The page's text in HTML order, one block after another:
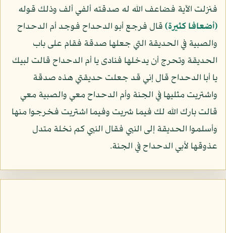
فنزلت الآية فضاعف الله له صدقته ألفي ألف وذلك قوله
﴿أضعافا كثيرة﴾قال فرجع أبو الدحداح فوجد أم الدحداح
والصبية في الحديقة التي جعلها صدقة فقام على باب
الحديقة وتحرج أن يدخلها فنادى يا أم الدحداح قالت لبيك
يا أبا الدحداح قال إني قد جعلت حديقتي هذه صدقة
واشتريت مثليها في الجنة وأم الدحداح معي والصبية معي
قالت بارك الله لك فيما شريت وفيما اشتريت فخرجوا منها
وأسلموا الحديقة إلى النبي فقال النبي كم نخلة متدل
عذوقها لأبي الدحداح في الجنة.